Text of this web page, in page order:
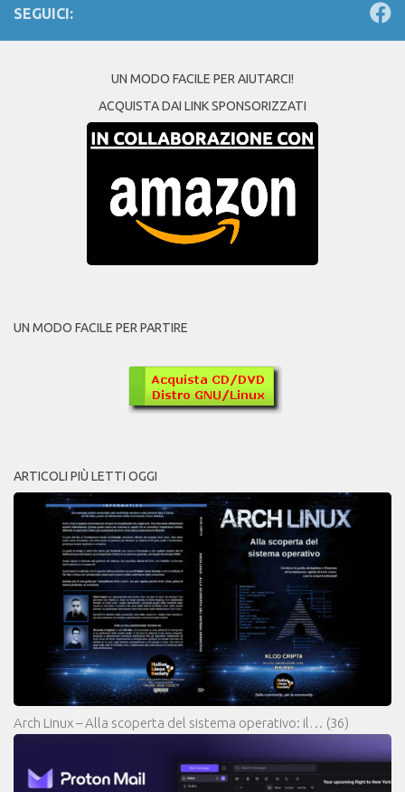
SEGUICI:
UN MODO FACILE PER AIUTARCI!
ACQUISTA DAI LINK SPONSORIZZATI
UN MODO FACILE PER PARTIRE
ARTICOLI PIÙ LETTI OGGI
Arch Linux – Alla scoperta del sistema operativo: il… (36)